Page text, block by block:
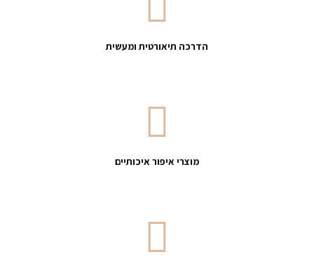
הדרכה תיאורטית ומעשית
מוצרי איפור איכותיים